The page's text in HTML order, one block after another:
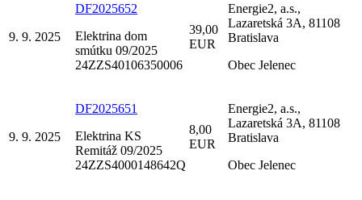
9. 9. 2025
DF2025652
Elektrina dom
smútku 09/2025
24ZZS40106350006
39,00
EUR
Energie2, a.s.,
Lazaretská 3A, 81108
Bratislava
Obec Jelenec
9. 9. 2025
DF2025651
Elektrina KS
Remitáž 09/2025
24ZZS4000148642Q
8,00
EUR
Energie2, a.s.,
Lazaretská 3A, 81108
Bratislava
Obec Jelenec